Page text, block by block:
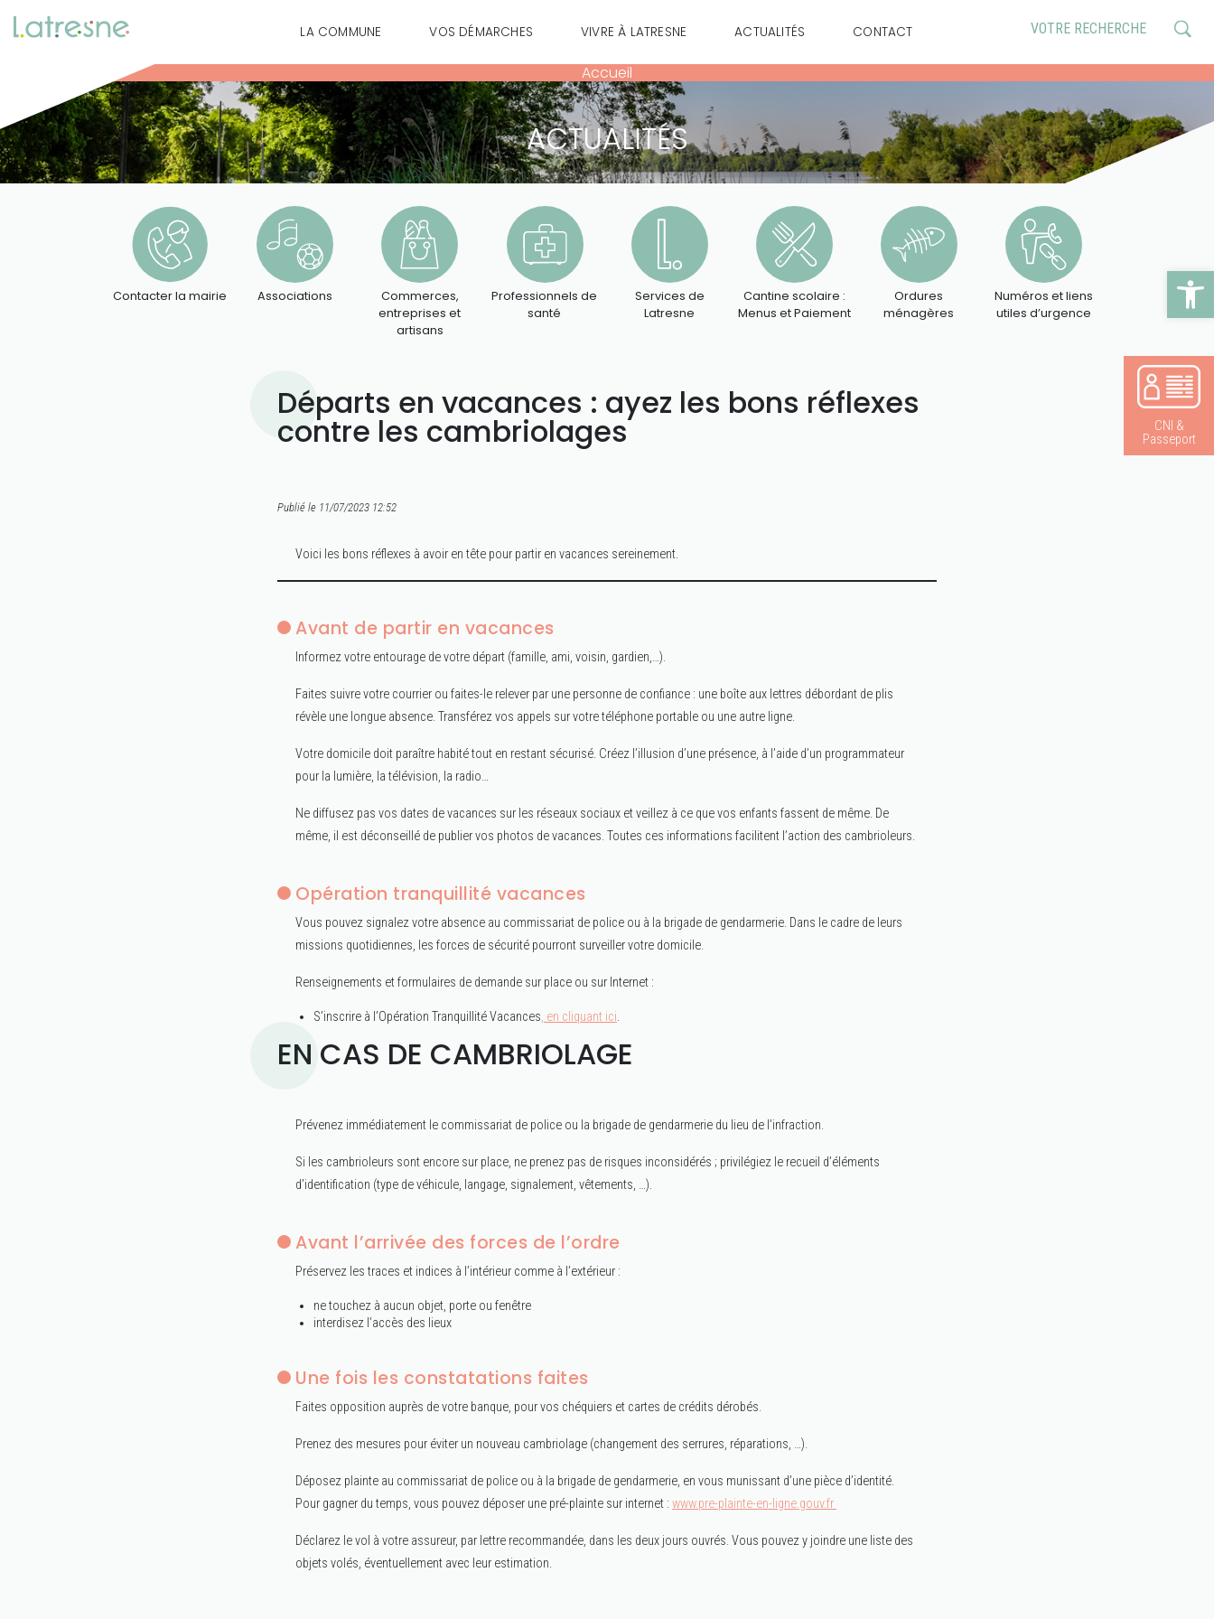
LA COMMUNE VOS DÉMARCHES VIVRE À LATRESNE ACTUALITÉS CONTACT
Accueil
ACTUALITÉS
Contacter la mairie Associations
Commerces,
entreprises et
artisans
Professionnels de
santé
Services de
Latresne
Cantine scolaire :
Menus et Paiement
Ordures
ménagères
Numéros et liens
utiles d’urgence
Départs en vacances : ayez les bons réflexes
contre les cambriolages
Publié le 11/07/2023 12:52
Voici les bons réflexes à avoir en tête pour partir en vacances sereinement.
Avant de partir en vacances
Informez votre entourage de votre départ (famille, ami, voisin, gardien,…).
Faites suivre votre courrier ou faites-le relever par une personne de confiance : une boîte aux lettres débordant de plis
révèle une longue absence. Transférez vos appels sur votre téléphone portable ou une autre ligne.
Votre domicile doit paraître habité tout en restant sécurisé. Créez l’illusion d’une présence, à l’aide d’un programmateur
pour la lumière, la télévision, la radio…
Ne diffusez pas vos dates de vacances sur les réseaux sociaux et veillez à ce que vos enfants fassent de même. De
même, il est déconseillé de publier vos photos de vacances. Toutes ces informations facilitent l’action des cambrioleurs.
Opération tranquillité vacances
Vous pouvez signalez votre absence au commissariat de police ou à la brigade de gendarmerie. Dans le cadre de leurs
missions quotidiennes, les forces de sécurité pourront surveiller votre domicile.
Renseignements et formulaires de demande sur place ou sur Internet :
S’inscrire à l’Opération Tranquillité Vacances, en cliquant ici.
EN CAS DE CAMBRIOLAGE
Prévenez immédiatement le commissariat de police ou la brigade de gendarmerie du lieu de l’infraction.
Si les cambrioleurs sont encore sur place, ne prenez pas de risques inconsidérés ; privilégiez le recueil d’éléments
d’identification (type de véhicule, langage, signalement, vêtements, …).
Avant l’arrivée des forces de l’ordre
Préservez les traces et indices à l’intérieur comme à l’extérieur :
ne touchez à aucun objet, porte ou fenêtre
interdisez l’accès des lieux
Une fois les constatations faites
Faites opposition auprès de votre banque, pour vos chéquiers et cartes de crédits dérobés.
Prenez des mesures pour éviter un nouveau cambriolage (changement des serrures, réparations, …).
Déposez plainte au commissariat de police ou à la brigade de gendarmerie, en vous munissant d’une pièce d’identité.
Pour gagner du temps, vous pouvez déposer une pré-plainte sur internet : www.pre-plainte-en-ligne.gouv.fr
Déclarez le vol à votre assureur, par lettre recommandée, dans les deux jours ouvrés. Vous pouvez y joindre une liste des
objets volés, éventuellement avec leur estimation.
CNI &
Passeport